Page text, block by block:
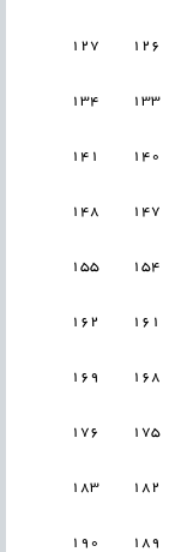
126
127
133
134
140
141
147
148
154
155
161
162
168
169
175
176
182
183
189
190